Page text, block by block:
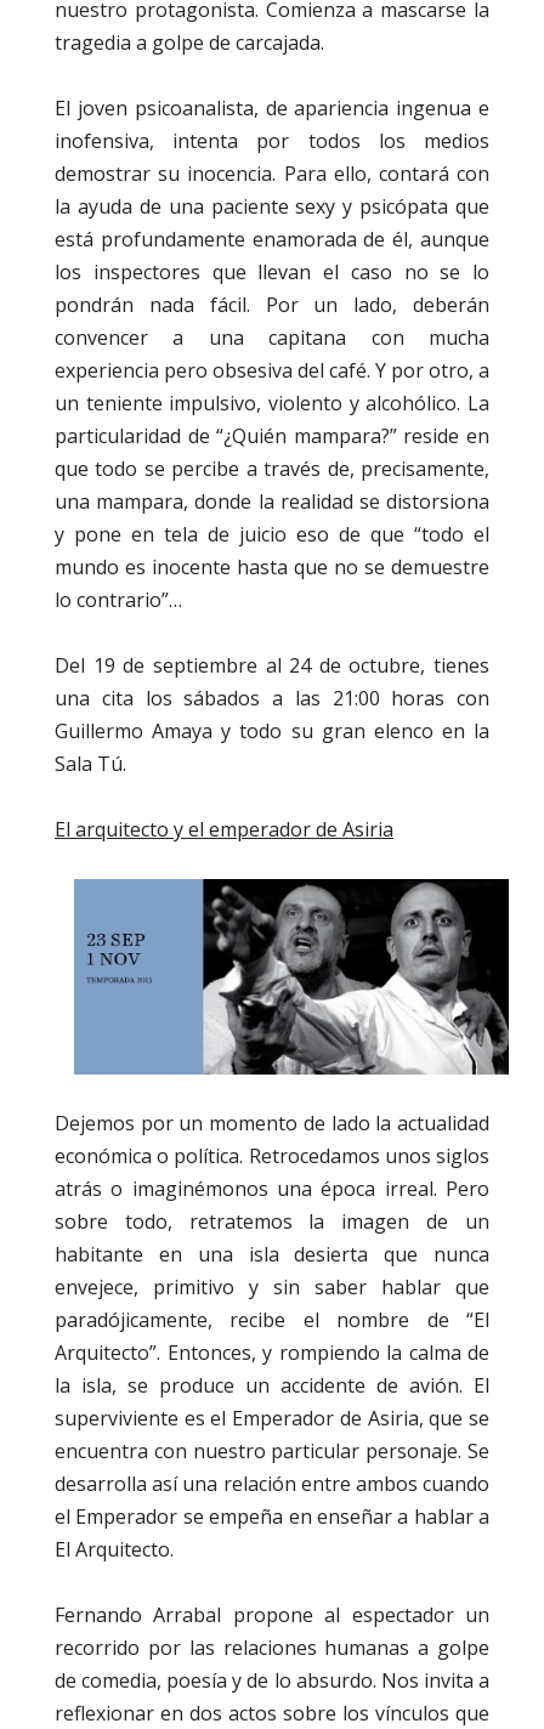
nuestro protagonista. Comienza a mascarse la
tragedia a golpe de carcajada.
El joven psicoanalista, de apariencia ingenua e
inofensiva, intenta por todos los medios
demostrar su inocencia. Para ello, contará con
la ayuda de una paciente sexy y psicópata que
está profundamente enamorada de él, aunque
los inspectores que llevan el caso no se lo
pondrán nada fácil. Por un lado, deberán
convencer a una capitana con mucha
experiencia pero obsesiva del café. Y por otro, a
un teniente impulsivo, violento y alcohólico. La
particularidad de “¿Quién mampara?” reside en
que todo se percibe a través de, precisamente,
una mampara, donde la realidad se distorsiona
y pone en tela de juicio eso de que “todo el
mundo es inocente hasta que no se demuestre
lo contrario”…
Del 19 de septiembre al 24 de octubre, tienes
una cita los sábados a las 21:00 horas con
Guillermo Amaya y todo su gran elenco en la
Sala Tú.
El arquitecto y el emperador de Asiria
Dejemos por un momento de lado la actualidad
económica o política. Retrocedamos unos siglos
atrás o imaginémonos una época irreal. Pero
sobre todo, retratemos la imagen de un
habitante en una isla desierta que nunca
envejece, primitivo y sin saber hablar que
paradójicamente, recibe el nombre de “El
Arquitecto”. Entonces, y rompiendo la calma de
la isla, se produce un accidente de avión. El
superviviente es el Emperador de Asiria, que se
encuentra con nuestro particular personaje. Se
desarrolla así una relación entre ambos cuando
el Emperador se empeña en enseñar a hablar a
El Arquitecto.
Fernando Arrabal propone al espectador un
recorrido por las relaciones humanas a golpe
de comedia, poesía y de lo absurdo. Nos invita a
reflexionar en dos actos sobre los vínculos que